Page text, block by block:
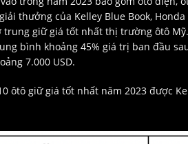
thưởng của Kelley Blue Book,
trung giữ giá tốt nhất thị trường ôtô
bình khoảng 45% giá trị ban đầu
7.000 USD.
ôtô giữ giá tốt nhất năm 2023 được